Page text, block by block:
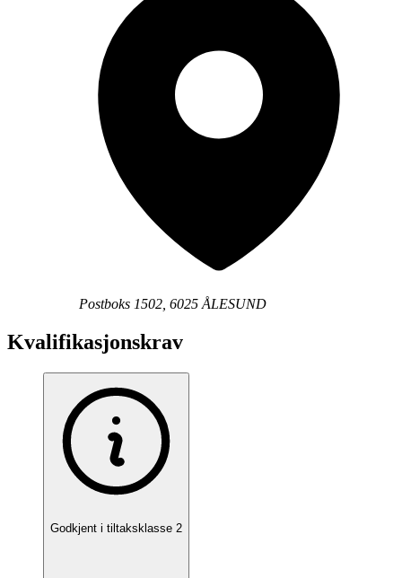
Postboks 1502, 6025 ÅLESUND
Kvalifikasjonskrav
Godkjent i tiltaksklasse 2